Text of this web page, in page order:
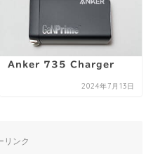
Anker 735 Charger
2024年7月13日
リンク